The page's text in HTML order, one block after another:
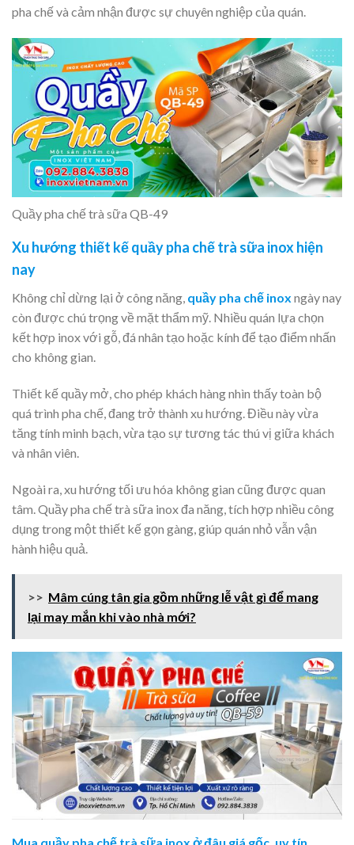
pha chế và cảm nhận được sự chuyên nghiệp của quán.
Quầy pha chế trà sữa QB-49
Xu hướng thiết kế quầy pha chế trà sữa inox hiện
nay
Không chỉ dừng lại ở công năng, quầy pha chế inox ngày nay
còn được chú trọng về mặt thẩm mỹ. Nhiều quán lựa chọn
kết hợp inox với gỗ, đá nhân tạo hoặc kính để tạo điểm nhấn
cho không gian.
Thiết kế quầy mở, cho phép khách hàng nhìn thấy toàn bộ
quá trình pha chế, đang trở thành xu hướng. Điều này vừa
tăng tính minh bạch, vừa tạo sự tương tác thú vị giữa khách
và nhân viên.
Ngoài ra, xu hướng tối ưu hóa không gian cũng được quan
tâm. Quầy pha chế trà sữa inox đa năng, tích hợp nhiều công
dụng trong một thiết kế gọn gàng, giúp quán nhỏ vẫn vận
hành hiệu quả.
>> Mâm cúng tân gia gồm những lễ vật gì để mang
lại may mắn khi vào nhà mới?
Mua quầy pha chế trà sữa inox ở đâu giá gốc, uy tín